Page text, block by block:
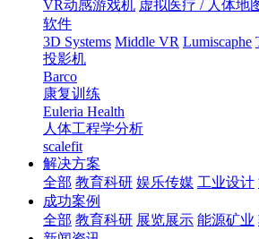
VR动感游戏机 虚拟医疗 / 人体地
软件
3D Systems Middle VR Lumiscaphe
投影机
Barco
康复训练
Euleria Health
人体工程学分析
scalefit
解决方案
全部 教育科研 娱乐传媒 工业设计
成功案例
全部 教育科研 展览展示 能源矿业